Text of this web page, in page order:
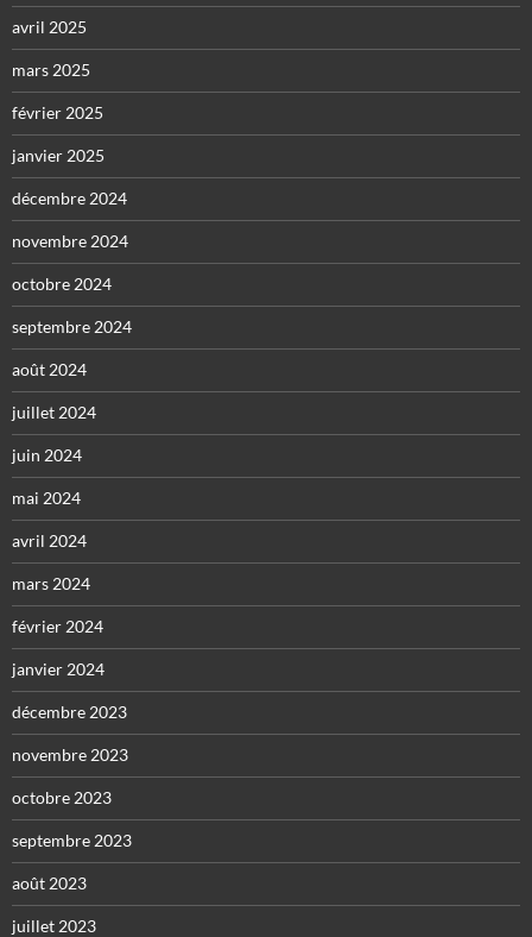
avril 2025
mars 2025
février 2025
janvier 2025
décembre 2024
novembre 2024
octobre 2024
septembre 2024
août 2024
juillet 2024
juin 2024
mai 2024
avril 2024
mars 2024
février 2024
janvier 2024
décembre 2023
novembre 2023
octobre 2023
septembre 2023
août 2023
juillet 2023